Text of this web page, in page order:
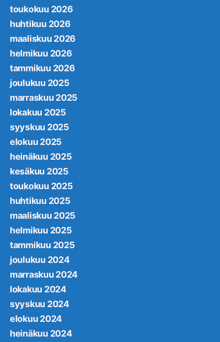
toukokuu 2026
huhtikuu 2026
maaliskuu 2026
helmikuu 2026
tammikuu 2026
joulukuu 2025
marraskuu 2025
lokakuu 2025
syyskuu 2025
elokuu 2025
heinäkuu 2025
kesäkuu 2025
toukokuu 2025
huhtikuu 2025
maaliskuu 2025
helmikuu 2025
tammikuu 2025
joulukuu 2024
marraskuu 2024
lokakuu 2024
syyskuu 2024
elokuu 2024
heinäkuu 2024